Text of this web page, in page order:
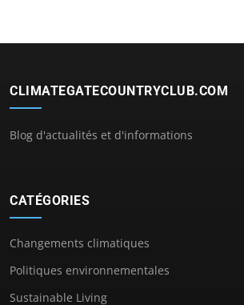
CLIMATEGATECOUNTRYCLUB.COM
Blog d'actualités et d'informations
CATÉGORIES
Changements climatiques
Politiques environnementales
Sustainable Living